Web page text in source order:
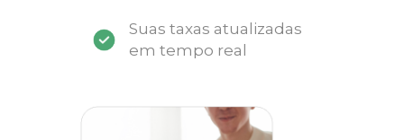
Suas taxas atualizadas
em tempo real